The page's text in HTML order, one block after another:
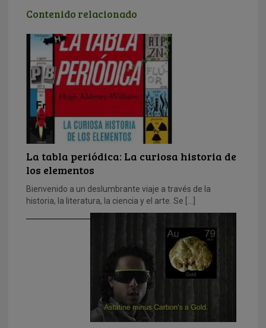
Contenido relacionado
La tabla periódica: La curiosa historia de
los elementos
Bienvenido a un deslumbrante viaje a través de la
historia, la literatura, la ciencia y el arte. Se […]